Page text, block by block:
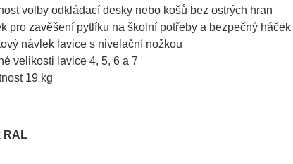
volby odkládací desky nebo košů bez ostrých hran
pro zavěšení pytlíku na školní potřeby a bezpečný
návlek lavice s nivelační nožkou
velikosti lavice 4, 5, 6 a 7
19 kg